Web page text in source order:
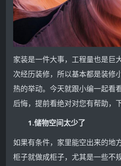
家装是一件大事，工程量也是巨
次经历装修，所以基本都是装修
热的举动。今天就跟小编一起看
后悔，提前看绝对对您有帮助，
1.储物空间太少了
如果有条件，家里能空出来的地
柜子就做成柜子，尤其是一些不